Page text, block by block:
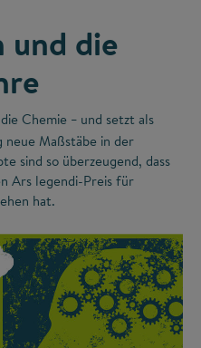
die
Chemie – und setzt als
neue Maßstäbe in der
sind so überzeugend, dass
Ars legendi-Preis für
hat.